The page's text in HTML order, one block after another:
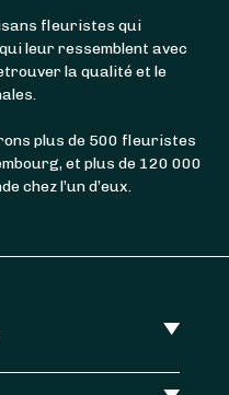
fleuristes qui
leur ressemblent avec
la qualité et le
plus de 500 fleuristes
et plus de 120 000
chez l’un d’eux.